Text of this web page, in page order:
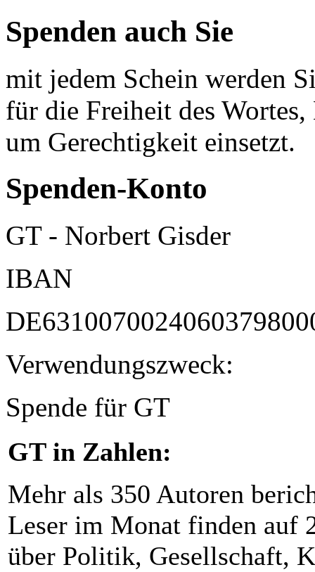
Spenden auch Sie
mit jedem Schein werden
für die Freiheit des
um Gerechtigkeit einsetzt.
Spenden-Konto
GT - Norbert Gisder
IBAN
Verwendungszweck:
Spende für GT
GT in Zahlen:
Mehr als 350 Autoren
Leser im Monat finden auf
über Politik, Gesellschaft,